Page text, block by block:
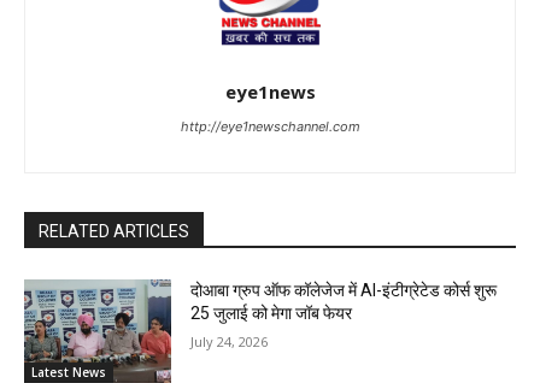
eye1news
http://eye1newschannel.com
RELATED ARTICLES
Latest News
दोआबा ग्रुप ऑफ कॉलेजेज में AI-इंटीग्रेटेड कोर्स शुरू
25 जुलाई को मेगा जॉब फेयर
July 24, 2026